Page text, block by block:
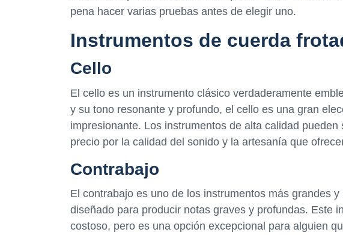
pena hacer varias pruebas antes de elegir uno.
Instrumentos de cuerda
Cello
El cello es un instrumento clásico verdaderamente
y su tono resonante y profundo, el cello es una gran
impresionante. Los instrumentos de alta calidad
precio por la calidad del sonido y la artesanía que
Contrabajo
El contrabajo es uno de los instrumentos más grandes
diseñado para producir notas graves y profundas. Este
costoso, pero es una opción excepcional para alguien